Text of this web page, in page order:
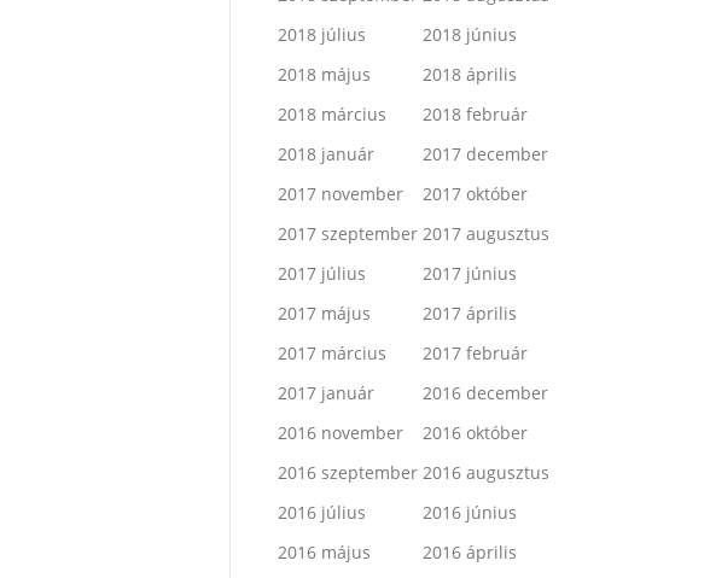
2018 július
2018 június
2018 május
2018 április
2018 március
2018 február
2018 január
2017 december
2017 november
2017 október
2017 szeptember 2017 augusztus
2017 július
2017 június
2017 május
2017 április
2017 március
2017 február
2017 január
2016 december
2016 november
2016 október
2016 szeptember 2016 augusztus
2016 július
2016 június
2016 május
2016 április